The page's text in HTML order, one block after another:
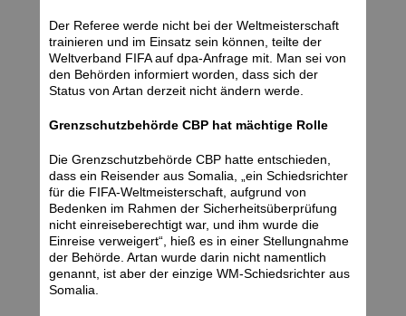
Der Referee werde nicht bei der Weltmeisterschaft
trainieren und im Einsatz sein können, teilte der
Weltverband FIFA auf dpa-Anfrage mit. Man sei von
den Behörden informiert worden, dass sich der
Status von Artan derzeit nicht ändern werde.
Grenzschutzbehörde CBP hat mächtige Rolle
Die Grenzschutzbehörde CBP hatte entschieden,
dass ein Reisender aus Somalia, „ein Schiedsrichter
für die FIFA-Weltmeisterschaft, aufgrund von
Bedenken im Rahmen der Sicherheitsüberprüfung
nicht einreiseberechtigt war, und ihm wurde die
Einreise verweigert“, hieß es in einer Stellungnahme
der Behörde. Artan wurde darin nicht namentlich
genannt, ist aber der einzige WM-Schiedsrichter aus
Somalia.